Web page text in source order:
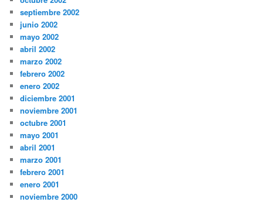
septiembre 2002
junio 2002
mayo 2002
abril 2002
marzo 2002
febrero 2002
enero 2002
diciembre 2001
noviembre 2001
octubre 2001
mayo 2001
abril 2001
marzo 2001
febrero 2001
enero 2001
noviembre 2000